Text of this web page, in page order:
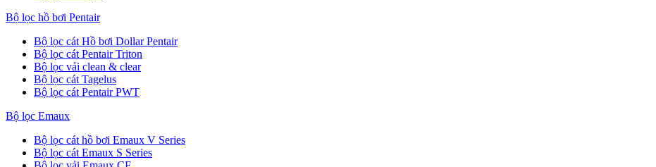
Bộ lọc hồ bơi Pentair
Bộ lọc cát Hồ bơi Dollar Pentair
Bộ lọc cát Pentair Triton
Bộ lọc vải clean & clear
Bộ lọc cát Tagelus
Bộ lọc cát Pentair PWT
Bộ lọc Emaux
Bộ lọc cát hồ bơi Emaux V Series
Bộ lọc cát Emaux S Series